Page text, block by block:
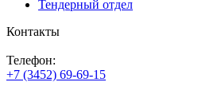
Тендерный отдел
Контакты
Телефон:
+7 (3452) 69-69-15